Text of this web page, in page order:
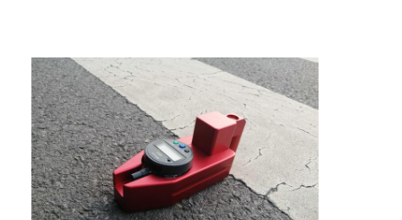
Σπίτι
Προϊόντα
Εκπομπή VR